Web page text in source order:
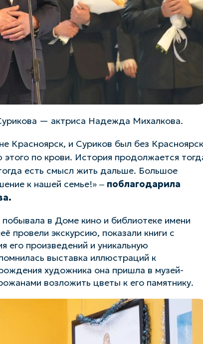
— актриса Надежда Михалкова.
Красноярск, и Суриков был без
по крови. История продолжается
есть смысл жить дальше. Большое
к нашей семье!» ‒ поблагодарила
в Доме кино и библиотеке имени
провели экскурсию, показали книги с
его произведений и уникальную
выставка иллюстраций к
художника она пришла в музей-
возложить цветы к его памятнику.